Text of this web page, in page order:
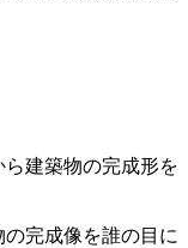
建築物の完成形を
完成像を誰の目に